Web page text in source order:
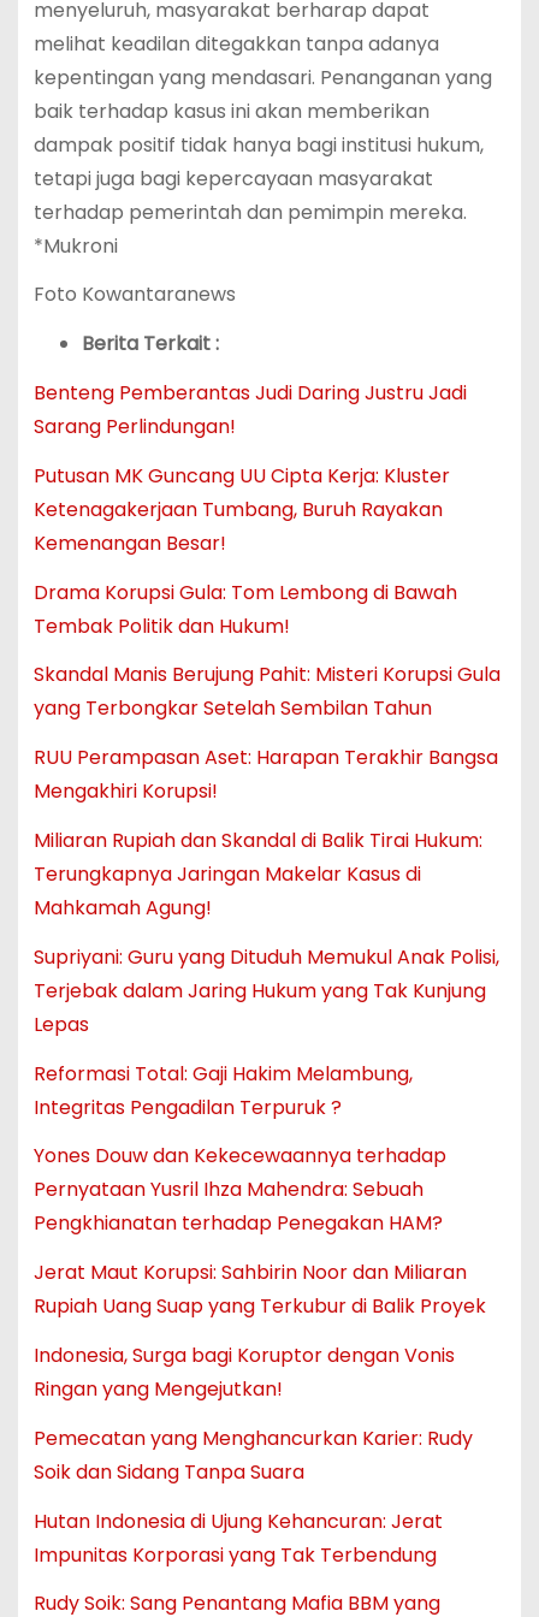
menyeluruh, masyarakat berharap dapat
melihat keadilan ditegakkan tanpa adanya
kepentingan yang mendasari. Penanganan yang
baik terhadap kasus ini akan memberikan
dampak positif tidak hanya bagi institusi hukum,
tetapi juga bagi kepercayaan masyarakat
terhadap pemerintah dan pemimpin mereka.
*Mukroni
Foto Kowantaranews
Berita Terkait :
Benteng Pemberantas Judi Daring Justru Jadi
Sarang Perlindungan!
Putusan MK Guncang UU Cipta Kerja: Kluster
Ketenagakerjaan Tumbang, Buruh Rayakan
Kemenangan Besar!
Drama Korupsi Gula: Tom Lembong di Bawah
Tembak Politik dan Hukum!
Skandal Manis Berujung Pahit: Misteri Korupsi Gula
yang Terbongkar Setelah Sembilan Tahun
RUU Perampasan Aset: Harapan Terakhir Bangsa
Mengakhiri Korupsi!
Miliaran Rupiah dan Skandal di Balik Tirai Hukum:
Terungkapnya Jaringan Makelar Kasus di
Mahkamah Agung!
Supriyani: Guru yang Dituduh Memukul Anak Polisi,
Terjebak dalam Jaring Hukum yang Tak Kunjung
Lepas
Reformasi Total: Gaji Hakim Melambung,
Integritas Pengadilan Terpuruk ?
Yones Douw dan Kekecewaannya terhadap
Pernyataan Yusril Ihza Mahendra: Sebuah
Pengkhianatan terhadap Penegakan HAM?
Jerat Maut Korupsi: Sahbirin Noor dan Miliaran
Rupiah Uang Suap yang Terkubur di Balik Proyek
Indonesia, Surga bagi Koruptor dengan Vonis
Ringan yang Mengejutkan!
Pemecatan yang Menghancurkan Karier: Rudy
Soik dan Sidang Tanpa Suara
Hutan Indonesia di Ujung Kehancuran: Jerat
Impunitas Korporasi yang Tak Terbendung
Rudy Soik: Sang Penantang Mafia BBM yang